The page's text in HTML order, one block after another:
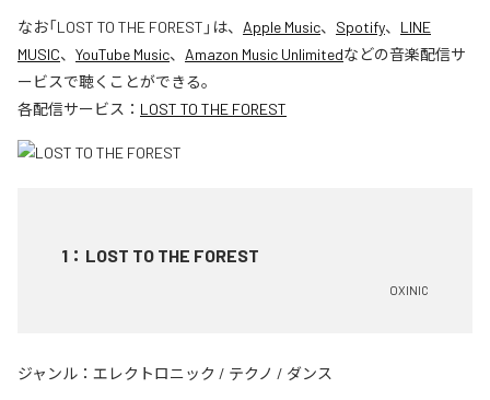
なお「LOST TO THE FOREST 」は、 Apple Music、 Spotify、 LINE
MUSIC、 YouTube Music、 Amazon Music Unlimitedなどの音楽配信サ
ービスで聴くことができる。
各配信サービス： LOST TO THE FOREST
1 ： LOST TO THE FOREST
OXINIC
ジャンル： エレクトロニック / テクノ / ダンス